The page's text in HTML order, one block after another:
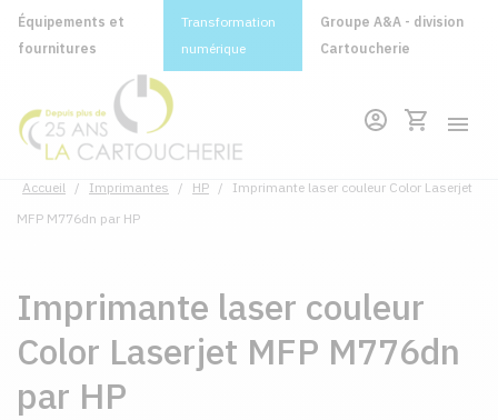
Équipements et
fournitures
Transformation
numérique
Groupe A&A - division
Cartoucherie
Accueil / Imprimantes / HP /
Imprimante laser couleur Color Laserjet
MFP M776dn par HP
Imprimante laser couleur
Color Laserjet MFP M776dn
par HP